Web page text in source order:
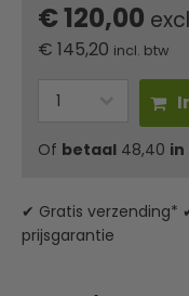
€ 120,00
€ 145,20 incl. btw
Of betaal 48,40 in
✔ Gratis verzending*
prijsgarantie